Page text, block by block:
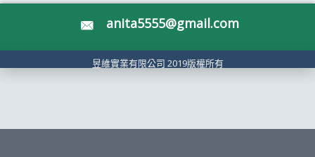
anita5555@gmail.com
昱維實業有限公司 2019版權所有